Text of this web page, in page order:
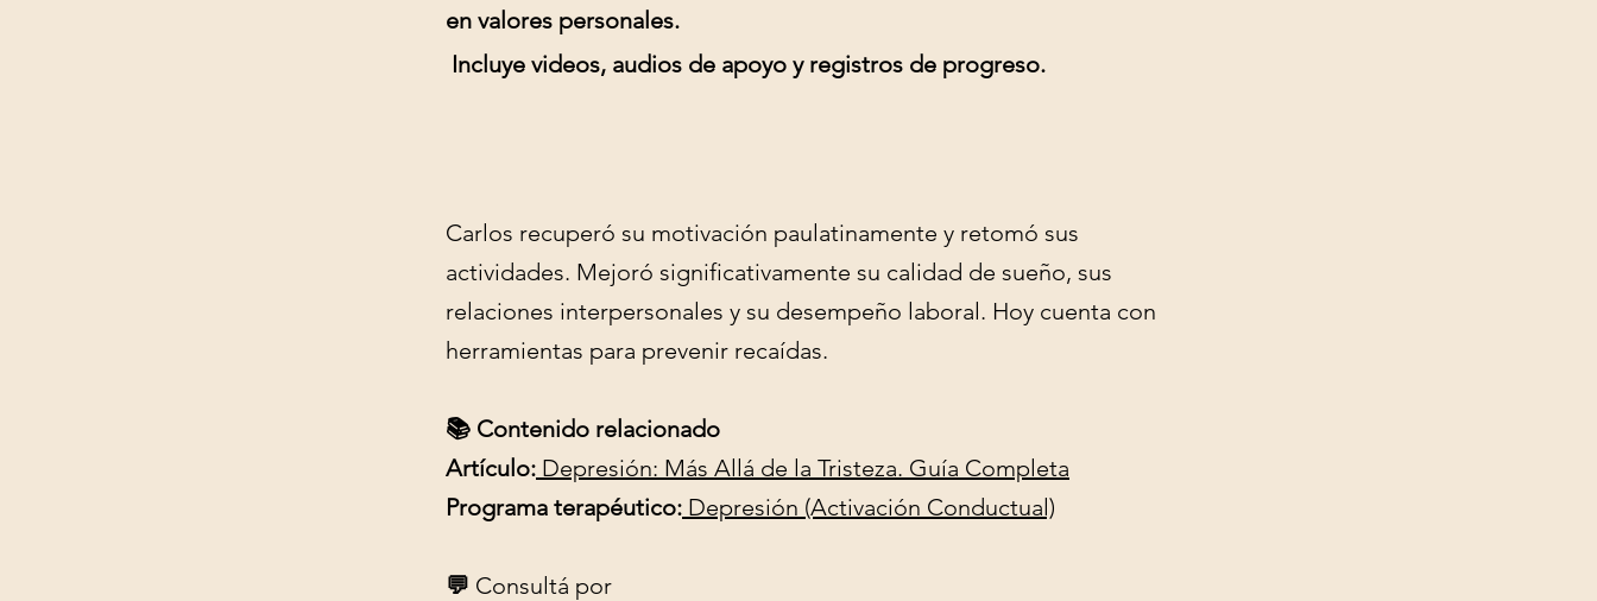
en valores personales.
Incluye videos, audios de apoyo y registros de progreso.
Carlos recuperó su motivación paulatinamente y retomó sus
actividades. Mejoró significativamente su calidad de sueño, sus
relaciones interpersonales y su desempeño laboral. Hoy cuenta con
herramientas para prevenir recaídas.
📚 Contenido relacionado
Artículo: Depresión: Más Allá de la Tristeza. Guía Completa
Programa terapéutico: Depresión (Activación Conductual)
💬 Consultá por